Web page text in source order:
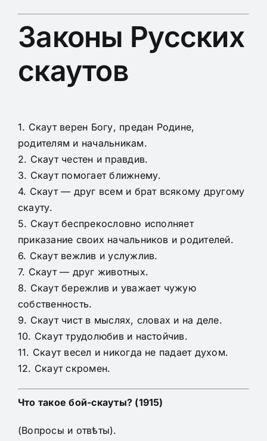
Законы Русских
скаутов
1. Скаут верен Богу, предан Родине,
родителям и начальникам.
2. Скаут честен и правдив.
3. Скаут помогает ближнему.
4. Скаут — друг всем и брат всякому другому
скауту.
5. Скаут беспрекословно исполняет
приказание своих начальников и родителей.
6. Скаут вежлив и услужлив.
7. Скаут — друг животных.
8. Скаут бережлив и уважает чужую
собственность.
9. Скаут чист в мыслях, словах и на деле.
10. Скаут трудолюбив и настойчив.
11. Скаут весел и никогда не падает духом.
12. Скаут скромен.
Что такое бой-скауты? (1915)
(Вопросы и отвѣты).